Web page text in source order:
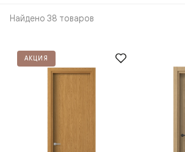
Найдено 38 товаров
АКЦИЯ